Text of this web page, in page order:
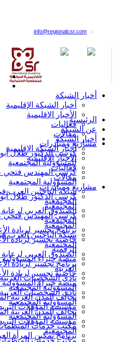
info@regionalcsr.com
أخبار الشبكة
أخبار الشبكة الإقليمية
الأخبار الإقليمية
فعاليات
مقالات
مشاريع ومبادرات
كرسي الدكتور طلال
للمسؤولية المجتمعية
كرسي المهندس فتحي
المسؤولية المجتمعية
شبكة الباحثين العرب
المجتمعية
الصندوق العربي
المجتمعية
برنامج تجسير لريادة
حاضنة تجسير لريادة
الرقمية
منصة خبراء المسؤولية
العربية
نادي الشخصيات
المسؤولية المجتمعية
تحالف المدن العربية
مؤسسة المؤهلات
المسؤولية المجتمعية
مكتب خدمات المنظمات
برنامج تمكين المرأة
الرئيسية
عن الشبكة
أخبار الشبكة
أخبار الشبكة الإقليمية
الأخبار الإقليمية
فعاليات
مقالات
مشاريع ومبادرات
كرسي الدكتور طلال
المجتمعية
كرسي المهندس فتحي
المجتمعية
شبكة الباحثين العرب
المجتمعية
الصندوق العربي
برنامج تجسير لريادة
حاضنة تجسير لريادة
منصة خبراء المسؤولية
نادي الشخصيات العربية
المسؤولية المجتمعية
تحالف المدن العربية
مؤسسة المؤهلات
المجتمعية
مكتب خدمات المنظمات